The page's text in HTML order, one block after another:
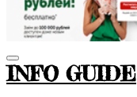
INFO GUIDE